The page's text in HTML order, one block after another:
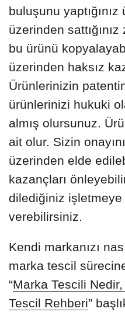
buluşunu
üzerinden
bu ürünü
üzerinden haksız
Ürünlerinizin
ürünlerinizi hukuki
almış olursunuz.
ait olur. Sizin
üzerinden elde
kazançları
dilediğiniz işletmeye
verebilirsiniz.
Kendi markanızı
marka tescil
“Marka Tescili Nedir,
Tescil Rehberi”